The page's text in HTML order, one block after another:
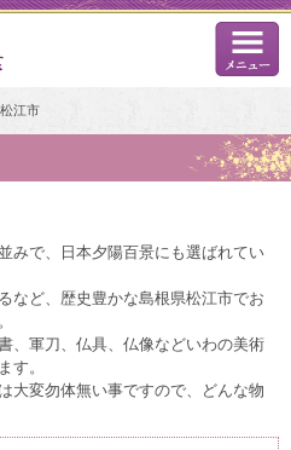
松江市
みで、日本夕陽百景にも選ばれてい
など、歴史豊かな島根県松江市でお
、軍刀、仏具、仏像などいわの美術
す。
大変勿体無い事ですので、どんな物